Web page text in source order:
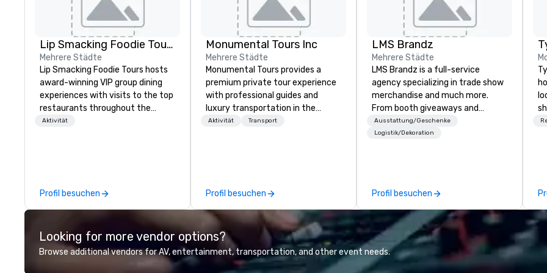
Lip Smacking Foodie Tours
Mehrere Städte
Lip Smacking Foodie Tours hosts
award-winning VIP group dining
experiences with visits to the top
restaurants throughout the
United States. Choose either a
parade of signature dishes and
craft cocktails at each venue, all
with complete VIP service. This
unique experience gives guests
the opportunity to sit next to
Aktivität
Profil besuchen
Monumental Tours Inc
Mehrere Städte
Monumental Tours provides a
premium private tour experience
with professional guides and
luxury transportation in the
Washington DC Metro Area. Our
private tour experience in Our
Nation’s Capital.
Aktivität Transport
Profil besuchen
LMS Brandz
Mehrere Städte
LMS Brandz is a full-service
agency specializing in trade show
merchandise and much more.
From booth giveaways and
branded apparel to executive
gifting, displays, banners, signage,
choose from, our 20+ years of
industry experience and
commitment to exceptional
customer service set us apart. We
deliver smart, reliable solutions
designed to make the end-user
Ausstattung/Geschenke
Logistik/Dekoration
Profil besuchen
Looking for more vendor options?
Browse additional vendors for AV, entertainment, transportation, and other event needs.